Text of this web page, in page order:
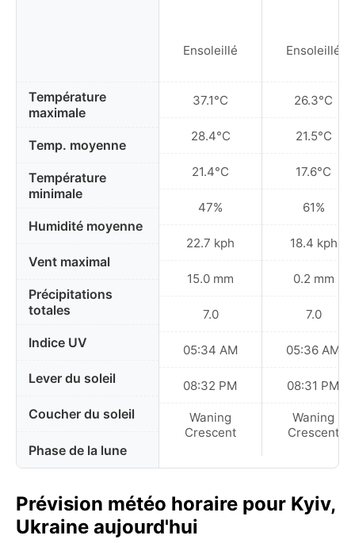
Température
maximale
Temp. moyenne
Température
minimale
Humidité moyenne
Vent maximal
Précipitations
totales
Indice UV
Lever du soleil
Coucher du soleil
Phase de la lune
Ensoleillé
37.1°C
28.4°C
21.4°C
47%
22.7 kph
15.0 mm
7.0
05:34 AM
08:32 PM
Waning
Crescent
Ensoleillé
26.3°C
21.5°C
17.6°C
61%
18.4 kph
0.2 mm
7.0
05:36 AM
08:31 PM
Waning
Crescent
Prévision météo horaire pour Kyiv,
Ukraine aujourd'hui